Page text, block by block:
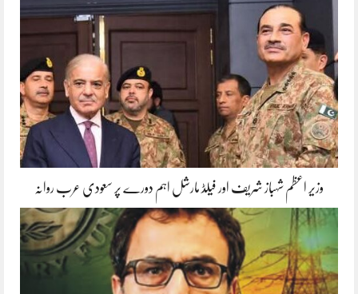
وزیر اعظم شہباز شریف اور فیلڈ مارشل اہم دورے پر سعودی عرب روانہ